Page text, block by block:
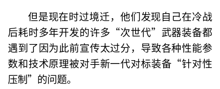
但是现在时过境迁，他们发现自己在冷战
后耗时多年开发的许多“次世代”武器装备都
遇到了因为此前宣传太过分，导致各种性能参
数和技术原理被对手新一代对标装备“针对性
压制”的问题。